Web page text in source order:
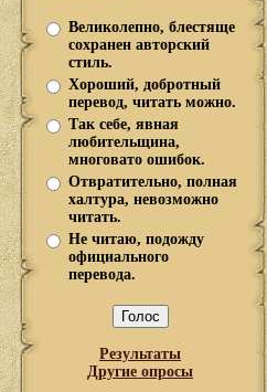
Великолепно, блестяще
сохранен авторский
стиль.
Хороший, добротный
перевод, читать можно.
Так себе, явная
любительщина,
многовато ошибок.
Отвратительно, полная
халтура, невозможно
читать.
Не читаю, подожду
официального
перевода.
Результаты
Другие опросы